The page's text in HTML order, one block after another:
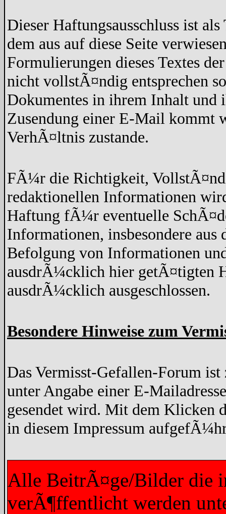
Dieser Haftungsausschluss ist
dem aus auf diese Seite
Formulierungen dieses Textes
nicht vollstÃ¤ndig entsprechen
Dokumentes in ihrem Inhalt
Zusendung einer E-Mail kommt
VerhÃ¤ltnis zustande.
FÃ¼r die Richtigkeit,
redaktionellen Informationen
Haftung fÃ¼r eventuelle
Informationen, insbesondere
Befolgung von Informationen
ausdrÃ¼cklich hier getÃ¤tigten
ausdrÃ¼cklich ausgeschlossen.
Besondere Hinweise zum
Das Vermisst-Gefallen-Forum
unter Angabe einer E-
gesendet wird. Mit dem Klicken
in diesem Impressum
Alle BeitrÃ¤ge/Bilder die
verÃ¶ffentlicht werden